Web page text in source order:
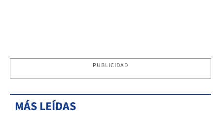
PUBLICIDAD
MÁS LEÍDAS